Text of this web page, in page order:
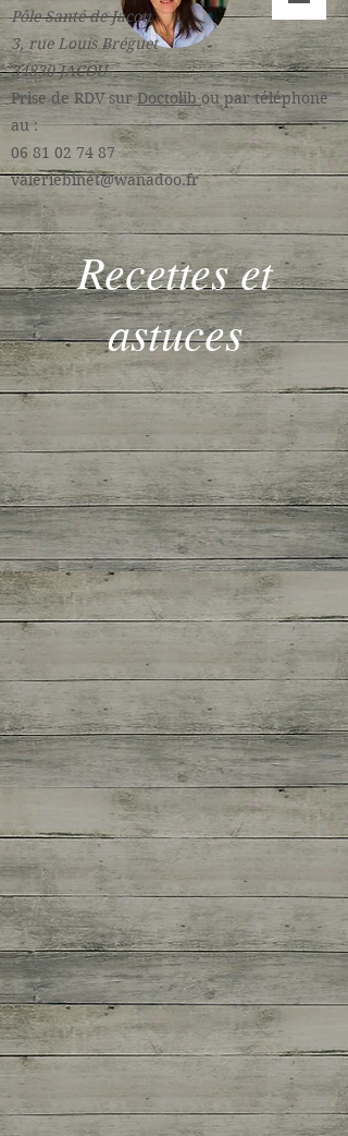
Pôle Santé de Jacou
3, rue Louis Bréguet
34830 JACOU
​Prise de RDV surDoctolibou par téléphone
au :
06 81 02 74 87
valeriebinet@wanadoo.fr​
Recettes et
astuces